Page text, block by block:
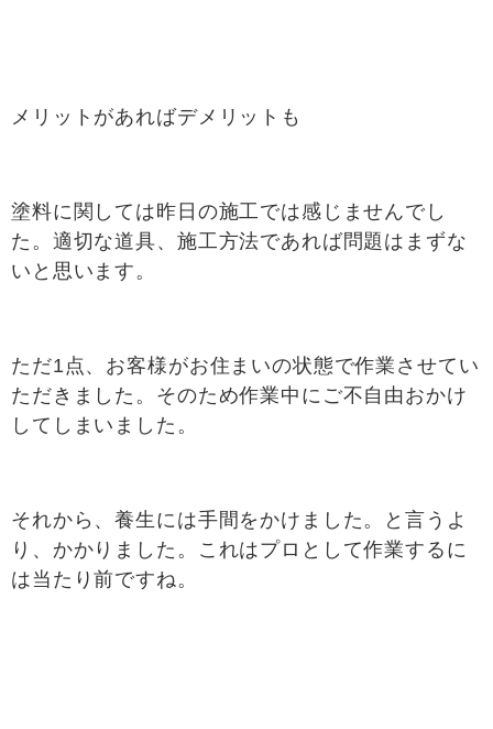
メリットがあればデメリットも
塗料に関しては昨日の施工では感じませんでし
た。適切な道具、施工方法であれば問題はまずな
いと思います。
ただ1点、お客様がお住まいの状態で作業させてい
ただきました。そのため作業中にご不自由おかけ
してしまいました。
それから、養生には手間をかけました。と言うよ
り、かかりました。これはプロとして作業するに
は当たり前ですね。